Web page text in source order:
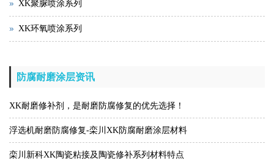
XK聚脲喷涂系列
XK环氧喷涂系列
防腐耐磨涂层资讯
XK耐磨修补剂，是耐磨防腐修复的优先选择！
浮选机耐磨防腐修复-栾川XK防腐耐磨涂层材料
栾川新科XK陶瓷粘接及陶瓷修补系列材料特点